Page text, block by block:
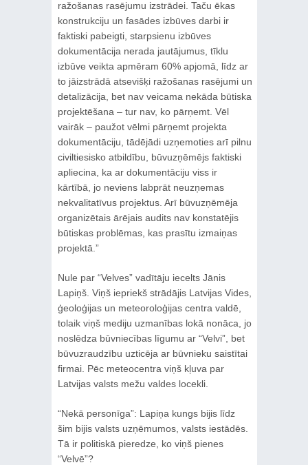
ražošanas rasējumu izstrādei. Taču ēkas
konstrukciju un fasādes izbūves darbi ir
faktiski pabeigti, starpsienu izbūves
dokumentācija nerada jautājumus, tīklu
izbūve veikta apmēram 60% apjomā, līdz ar
to jāizstrādā atsevišķi ražošanas rasējumi un
detalizācija, bet nav veicama nekāda būtiska
projektēšana – tur nav, ko pārņemt. Vēl
vairāk – paužot vēlmi pārņemt projekta
dokumentāciju, tādējādi uzņemoties arī pilnu
civiltiesisko atbildību, būvuzņēmējs faktiski
apliecina, ka ar dokumentāciju viss ir
kārtībā, jo neviens labprāt neuzņemas
nekvalitatīvus projektus. Arī būvuzņēmēja
organizētais ārējais audits nav konstatējis
būtiskas problēmas, kas prasītu izmaiņas
projektā.”
Nule par “Velves” vadītāju iecelts Jānis
Lapiņš. Viņš iepriekš strādājis Latvijas Vides,
ģeoloģijas un meteoroloģijas centra valdē,
tolaik viņš mediju uzmanības lokā nonāca, jo
noslēdza būvniecības līgumu ar “Velvi”, bet
būvuzraudzību uzticēja ar būvnieku saistītai
firmai. Pēc meteocentra viņš kļuva par
Latvijas valsts mežu valdes locekli.
“Nekā personīga”: Lapiņa kungs bijis līdz
šim bijis valsts uzņēmumos, valsts iestādēs.
Tā ir politiskā pieredze, ko viņš pienes
“Velvē”?